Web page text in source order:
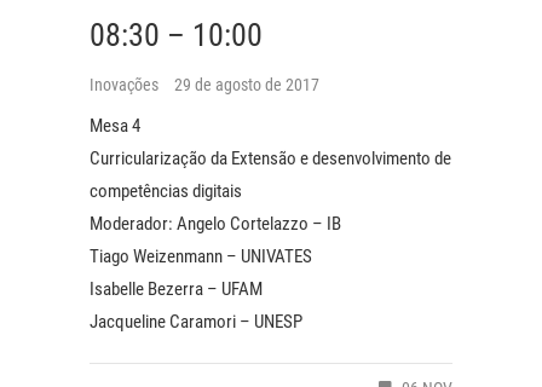
08:30 – 10:00
Inovações 29 de agosto de 2017
Mesa 4
Curricularização da Extensão e desenvolvimento de
competências digitais
Moderador: Angelo Cortelazzo – IB
Tiago Weizenmann – UNIVATES
Isabelle Bezerra – UFAM
Jacqueline Caramori – UNESP